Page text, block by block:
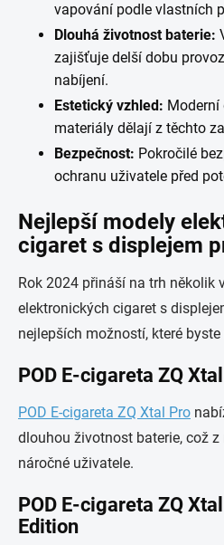
vapování podle vlastních
Dlouhá životnost baterie:
zajišťuje delší dobu
nabíjení.
Estetický vzhled:
materiály dělají z těchto
Bezpečnost: Pokročilé
ochranu uživatele před
Nejlepší modely
cigaret s displejem
Rok 2024 přináší na trh několik
elektronických cigaret s
nejlepších možností, které
POD E-cigareta ZQ
POD E-cigareta ZQ Xtal Pro
dlouhou životnost baterie, což
náročné uživatele.
POD E-cigareta ZQ
Edition